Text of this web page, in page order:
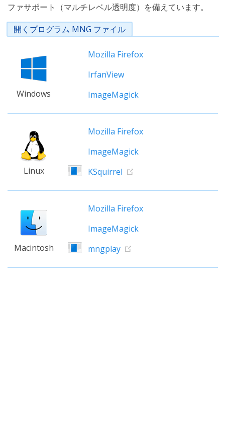
ファサポート（マルチレベル透明度）を備えています。
開くプログラム MNG ファイル
Windows
Mozilla Firefox
IrfanView
ImageMagick
Linux
Mozilla Firefox
ImageMagick
KSquirrel
Macintosh
Mozilla Firefox
ImageMagick
mngplay